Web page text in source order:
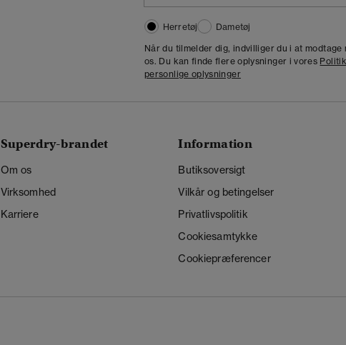
Herretøj
Dametøj
Når du tilmelder dig, indvilliger du i at
os. Du kan finde flere oplysninger i vores
personlige oplysninger
Superdry-brandet
Om os
Virksomhed
Karriere
Information
Butiksoversigt
Vilkår og betingelser
Privatlivspolitik
Cookiesamtykke
Cookiepræferencer